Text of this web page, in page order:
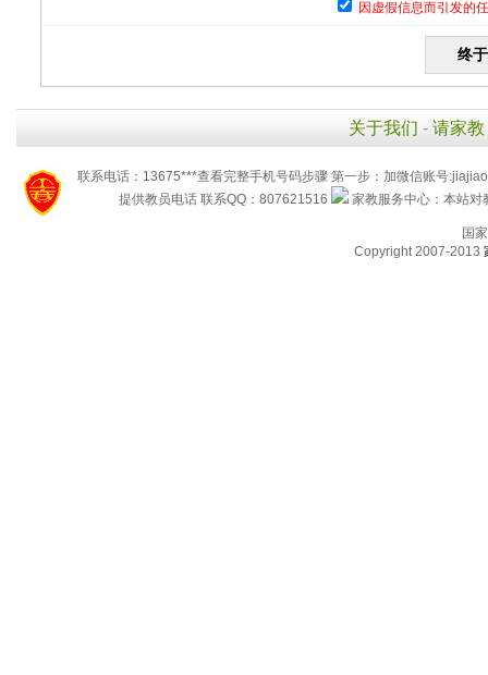
因虚假信息而引发的
关于我们 - 请家教
联系电话：13675***查看完整手机号码步骤 第一步：加微信账号
提供教员电话 联系QQ：807621516
家教服务中心：本站
国
Copyright 2007-2013